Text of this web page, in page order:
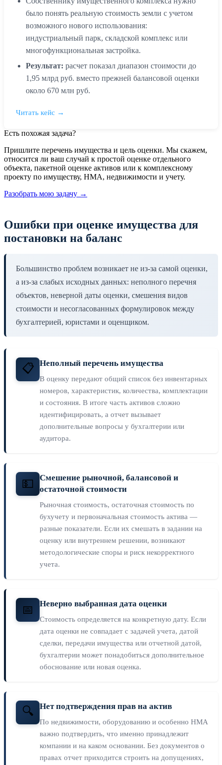
было понять реальную стоимость земли с учетом
возможного нового использования:
индустриальный парк, складской комплекс или
многофункциональная застройка.
Результат: расчет показал диапазон стоимости до
1,95 млрд руб. вместо прежней балансовой оценки
около 670 млн руб.
Читать кейс →
Есть похожая задача?
Пришлите перечень имущества и цель оценки. Мы скажем,
относится ли ваш случай к простой оценке отдельного
объекта, пакетной оценке активов или к комплексному
проекту по имуществу, НМА, недвижимости и учету.
Разобрать мою задачу →
Ошибки при оценке имущества для
постановки на баланс
Большинство проблем возникает не из-за самой оценки,
а из-за слабых исходных данных: неполного перечня
объектов, неверной даты оценки, смешения видов
стоимости и несогласованных формулировок между
бухгалтерией, юристами и оценщиком.
📋 Неполный перечень имущества
В оценку передают общий список без инвентарных
номеров, характеристик, количества, комплектации
и состояния. В итоге часть активов сложно
идентифицировать, а отчет вызывает
дополнительные вопросы у бухгалтерии или
аудитора.
💵
Смешение рыночной, балансовой и
остаточной стоимости
Рыночная стоимость, остаточная стоимость по
бухучету и первоначальная стоимость актива —
разные показатели. Если их смешать в задании на
оценку или внутреннем решении, возникают
методологические споры и риск некорректного
учета.
📅 Неверно выбранная дата оценки
Стоимость определяется на конкретную дату. Если
дата оценки не совпадает с задачей учета, датой
сделки, передачи имущества или отчетной датой,
бухгалтерии может понадобиться дополнительное
обоснование или новая оценка.
🔍 Нет подтверждения прав на актив
По недвижимости, оборудованию и особенно НМА
важно подтвердить, что именно принадлежит
компании и на каком основании. Без документов о
правах отчет приходится строить на допущениях,